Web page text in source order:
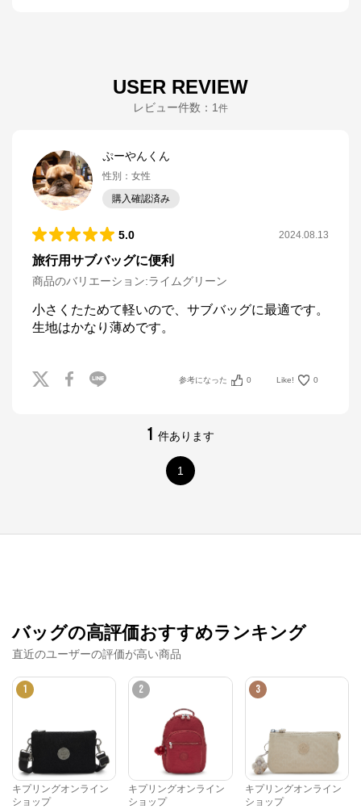
USER REVIEW
レビュー件数： 1 件
ぷーやんくん
性別 ： 女性
購入確認済み
5.0 2024.08.13
旅行用サブバッグに便利
商品のバリエーション:ライムグリーン
小さくたためて軽いので、サブバッグに最適です。
生地はかなり薄めです。
参考になった 0 Like! 0
1 件あります
1
バッグの高評価おすすめランキング
直近のユーザーの評価が高い商品
1
キプリングオンライン
ショップ
2
キプリングオンライン
ショップ
3
キプリングオンライン
ショップ